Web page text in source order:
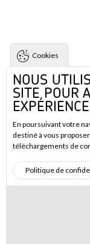
Cookies
NOUS
SITE POUR
En poursuivant votre
destiné à vous
téléchargements de
Politique de